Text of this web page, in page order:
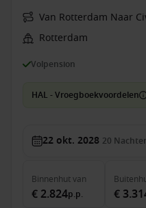
Van Rotterdam Naar
Rotterdam
Volpension
HAL - Vroegboekvoordelen
22 okt. 2028 20
Binnenhutvan
€ 2.824p.p. €